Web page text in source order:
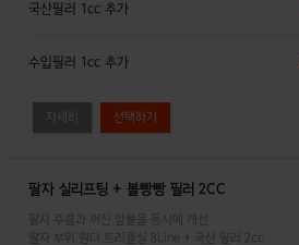
자세히
국산필러 1cc 추가
수입필러 1cc 추가
팔자 실리프팅 + 볼빵빵 필러 2CC
팔자 주름과 꺼진 앞볼을 동시에 개선
팔자 부위 원더 트리플실 8Line + 국산 필러 2cc